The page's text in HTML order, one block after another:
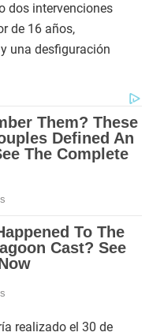
dos intervenciones
de 16 años,
una desfiguración
realizado el 30 de